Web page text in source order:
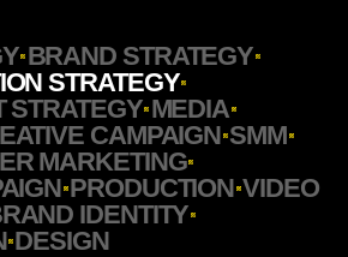
BRAND STRATEGY
STRATEGY
STRATEGY MEDIA
CAMPAIGN SMM
MARKETING
PRODUCTION VIDEO
IDENTITY
DESIGN